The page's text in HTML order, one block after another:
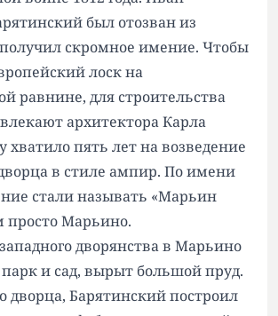
был отозван из
скромное имение. Чтобы
лоск на
равнине, для строительства
архитектора Карла
хватило пять лет на возведение
в стиле ампир. По имени
стали называть «Марьин
просто Марьино.
дворянства в Марьино
и сад, вырыт большой пруд.
дворца, Барятинский построил